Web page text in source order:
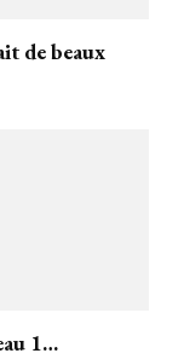
de beaux
1…